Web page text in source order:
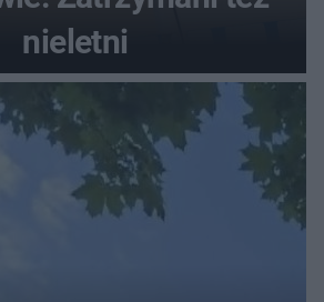
nieletni